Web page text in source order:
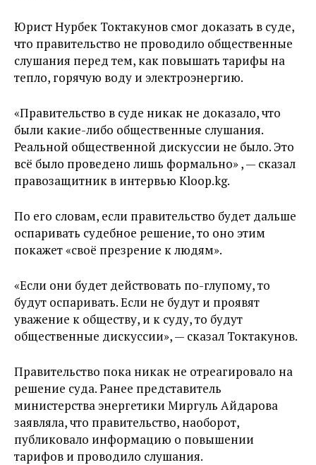
Юрист Нурбек Токтакунов смог доказать в суде,
что правительство не проводило общественные
слушания перед тем, как повышать тарифы на
тепло, горячую воду и электроэнергию.
«Правительство в суде никак не доказало, что
были какие-либо общественные слушания.
Реальной общественной дискуссии не было. Это
всё было проведено лишь формально» , — сказал
правозащитник в интервью Kloop.kg.
По его словам, если правительство будет дальше
оспаривать судебное решение, то оно этим
покажет «своё презрение к людям».
«Если они будет действовать по-глупому, то
будут оспаривать. Если не будут и проявят
уважение к обществу, и к суду, то будут
общественные дискуссии», — сказал Токтакунов.
Правительство пока никак не отреагировало на
решение суда. Ранее представитель
министерства энергетики Миргуль Айдарова
заявляла, что правительство, наоборот,
публиковало информацию о повышении
тарифов и проводило слушания.